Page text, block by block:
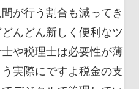
が行う割合も減ってき
んどん新しく便利なツ
や税理士は必要性が薄
実際にですよ税金の支